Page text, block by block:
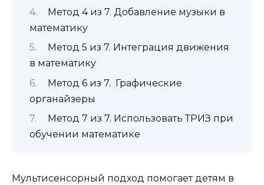
Метод 4 из 7. Добавление музыки в
математику
Метод 5 из 7. Интеграция движения
в математику
Метод 6 из 7. Графические
органайзеры
Метод 7 из 7. Использовать ТРИЗ при
обучении математике
Мультисенсорный подход помогает детям в